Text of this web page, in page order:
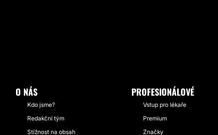
O NÁS
Kdo jsme?
Redakční tým
Stížnost na obsah
PROFESIONÁLOVÉ
Vstup pro lékaře
Premium
Značky